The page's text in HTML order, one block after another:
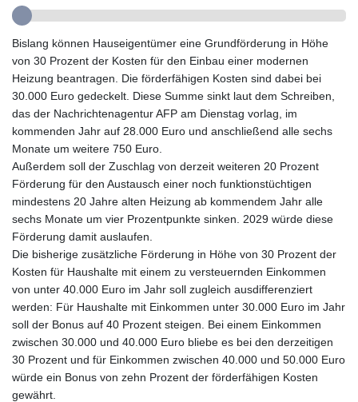
IMP 0.859288
INR 109.992259
IQD 1515.115748
IRR
1590322.371805
ISK 142.598215
JMD 183.583315
JOD 0.819746
JPY 182.445186
KES 148.887592
KHR 4685.244046
KMF 492.514185
KRW 1627.712241
KWD 0.356853
KYD 0.963346
KZT 541.784389
LAK 26108.437325
LBP
Bislang können Hauseigentümer eine Grundförderung in Höhe
von 30 Prozent der Kosten für den Einbau einer modernen
Heizung beantragen. Die förderfähigen Kosten sind dabei bei
30.000 Euro gedeckelt. Diese Summe sinkt laut dem Schreiben,
das der Nachrichtenagentur AFP am Dienstag vorlag, im
kommenden Jahr auf 28.000 Euro und anschließend alle sechs
Monate um weitere 750 Euro.
Außerdem soll der Zuschlag von derzeit weiteren 20 Prozent
Förderung für den Austausch einer noch funktionstüchtigen
mindestens 20 Jahre alten Heizung ab kommendem Jahr alle
sechs Monate um vier Prozentpunkte sinken. 2029 würde diese
Förderung damit auslaufen.
Die bisherige zusätzliche Förderung in Höhe von 30 Prozent der
Kosten für Haushalte mit einem zu versteuernden Einkommen
von unter 40.000 Euro im Jahr soll zugleich ausdifferenziert
werden: Für Haushalte mit Einkommen unter 30.000 Euro im Jahr
soll der Bonus auf 40 Prozent steigen. Bei einem Einkommen
zwischen 30.000 und 40.000 Euro bliebe es bei den derzeitigen
30 Prozent und für Einkommen zwischen 40.000 und 50.000 Euro
würde ein Bonus von zehn Prozent der förderfähigen Kosten
gewährt.